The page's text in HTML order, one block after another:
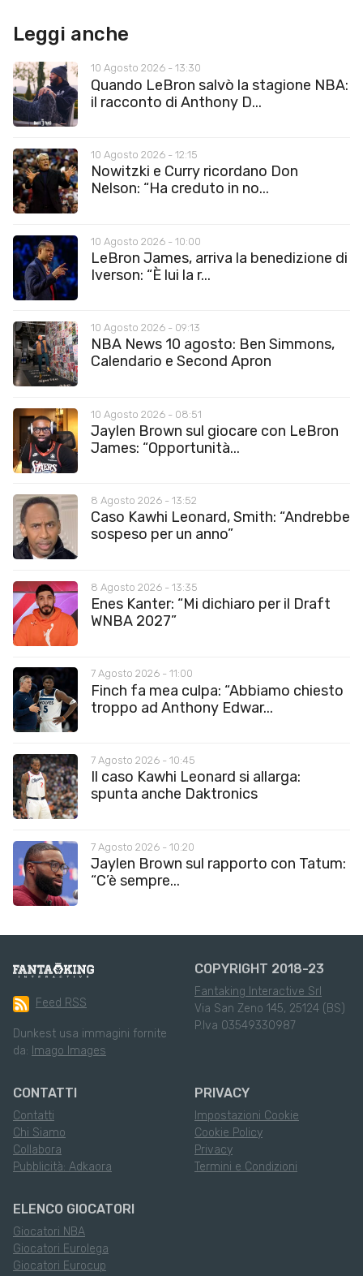
Leggi anche
10 Agosto 2026 - 13:30
Quando LeBron salvò la stagione NBA:
il racconto di Anthony D...
10 Agosto 2026 - 12:15
Nowitzki e Curry ricordano Don
Nelson: “Ha creduto in no...
10 Agosto 2026 - 10:00
LeBron James, arriva la benedizione di
Iverson: “È lui la r...
10 Agosto 2026 - 09:13
NBA News 10 agosto: Ben Simmons,
Calendario e Second Apron
10 Agosto 2026 - 08:51
Jaylen Brown sul giocare con LeBron
James: “Opportunità...
8 Agosto 2026 - 13:52
Caso Kawhi Leonard, Smith: “Andrebbe
sospeso per un anno”
8 Agosto 2026 - 13:35
Enes Kanter: “Mi dichiaro per il Draft
WNBA 2027”
7 Agosto 2026 - 11:00
Finch fa mea culpa: “Abbiamo chiesto
troppo ad Anthony Edwar...
7 Agosto 2026 - 10:45
Il caso Kawhi Leonard si allarga:
spunta anche Daktronics
7 Agosto 2026 - 10:20
Jaylen Brown sul rapporto con Tatum:
“C’è sempre...
Feed RSS
Dunkest usa immagini fornite
da: Imago Images
COPYRIGHT 2018-23
Fantaking Interactive Srl
Via San Zeno 145, 25124 (BS)
P.Iva 03549330987
CONTATTI
Contatti
Chi Siamo
Collabora
Pubblicità: Adkaora
PRIVACY
Impostazioni Cookie
Cookie Policy
Privacy
Termini e Condizioni
ELENCO GIOCATORI
Giocatori NBA
Giocatori Eurolega
Giocatori Eurocup